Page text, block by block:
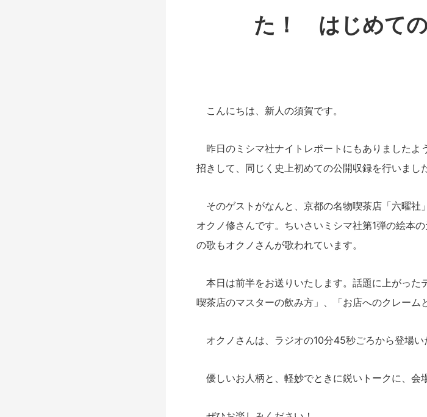
た！ はじめての
こんにちは、新人の須賀です。
昨日のミシマ社ナイトレポートにもありましたよ
招きして、同じく史上初めての公開収録を行いました
そのゲストがなんと、京都の名物喫茶店「六曜社
オクノ修さんです。ちいさいミシマ社第1弾の絵本
の歌もオクノさんが歌われています。
本日は前半をお送りいたします。話題に上がった
喫茶店のマスターの飲み方」、「お店へのクレーム
オクノさんは、ラジオの10分45秒ごろから登場い
優しいお人柄と、軽妙でときに鋭いトークに、会